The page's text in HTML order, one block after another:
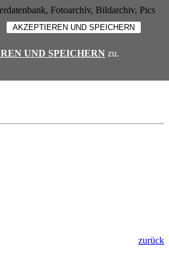
UND SPEICHERNzu.
zurück